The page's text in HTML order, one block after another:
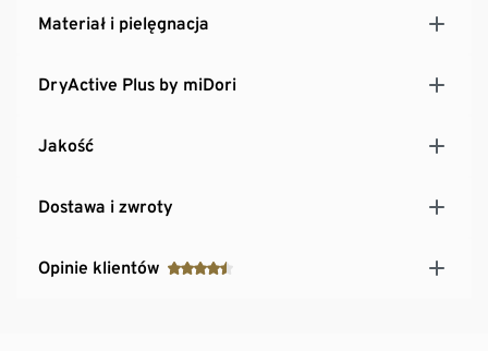
Materiał i pielęgnacja
DryActive Plus by miDori
Jakość
Dostawa i zwroty
Opinie klientów